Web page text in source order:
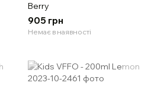
Berry
905 грн
Немає в наявності